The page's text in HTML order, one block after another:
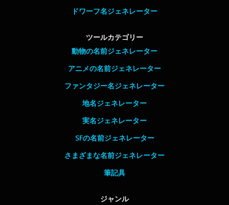
ドワーフ名ジェネレーター
ツールカテゴリー
動物の名前ジェネレーター
アニメの名前ジェネレーター
ファンタジー名ジェネレーター
地名ジェネレーター
実名ジェネレーター
SFの名前ジェネレーター
さまざまな名前ジェネレーター
筆記具
ジャンル